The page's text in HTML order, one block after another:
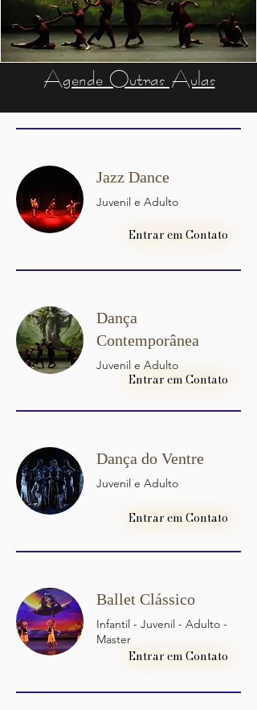
Agende Outras Aulas
Jazz Dance
Juvenil e Adulto
Dança
Contemporânea
Juvenil e Adulto
Dança do Ventre
Juvenil e Adulto
Ballet Clássico
Infantil - Juvenil - Adulto -
Master
Entrar em Contato
Entrar em Contato
Entrar em Contato
Entrar em Contato